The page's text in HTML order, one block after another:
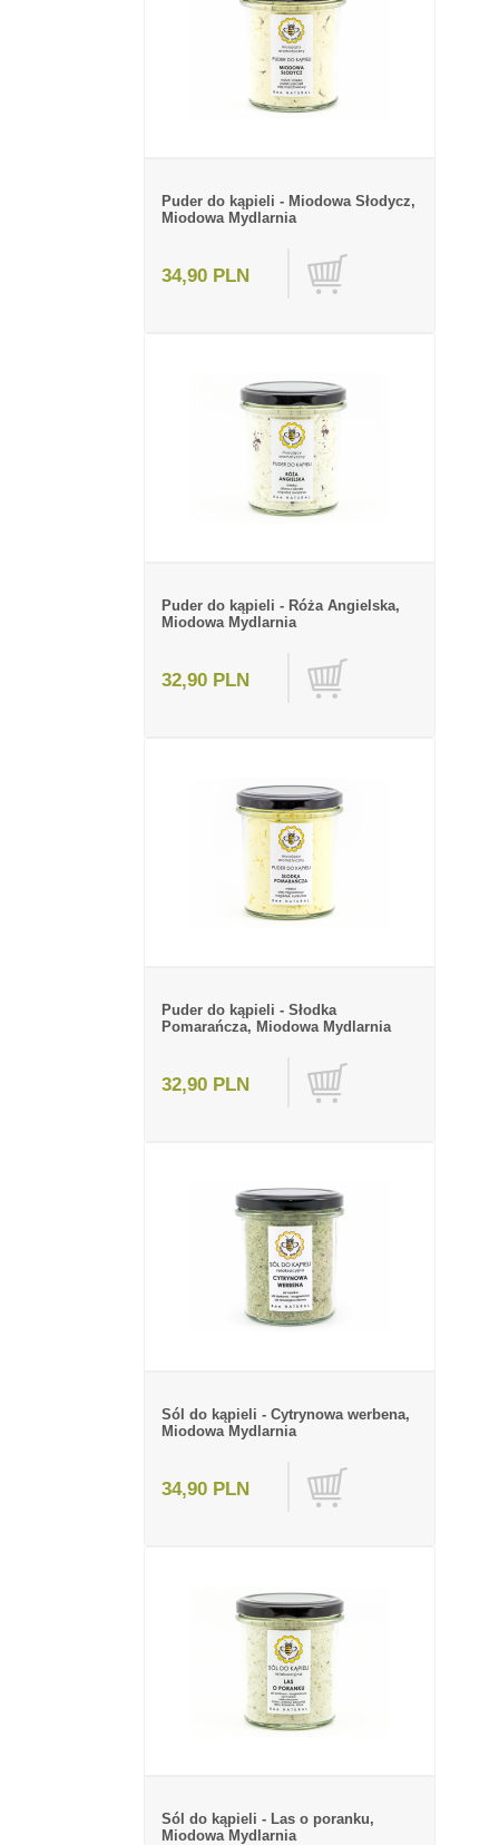
Puder do kąpieli - Miodowa Słodycz,
Miodowa Mydlarnia
34,90 PLN
Puder do kąpieli - Róża Angielska,
Miodowa Mydlarnia
32,90 PLN
Puder do kąpieli - Słodka
Pomarańcza, Miodowa Mydlarnia
32,90 PLN
Sól do kąpieli - Cytrynowa werbena,
Miodowa Mydlarnia
34,90 PLN
Sól do kąpieli - Las o poranku,
Miodowa Mydlarnia